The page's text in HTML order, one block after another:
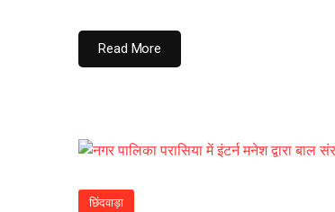
Read More
छिंदवाड़ा